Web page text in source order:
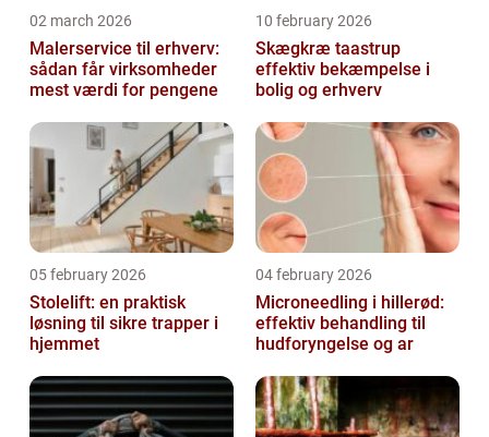
02 march 2026
Malerservice til erhverv:
sådan får virksomheder
mest værdi for pengene
10 february 2026
Skægkræ taastrup
effektiv bekæmpelse i
bolig og erhverv
05 february 2026
Stolelift: en praktisk
løsning til sikre trapper i
hjemmet
04 february 2026
Microneedling i hillerød:
effektiv behandling til
hudforyngelse og ar